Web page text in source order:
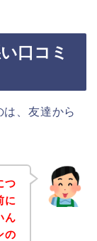
口コミ
、友達から
つ
に
ん
の